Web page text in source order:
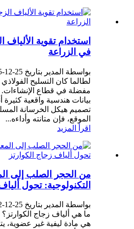
استخدام تقوية الألياف
في الزراعة
بواسطة المدير بتاريخ 25-12-25
لطالما كان التسليح
مفضلة في قطاع الإنشاءات.
بيانات هندسية واقعية
تصميم هيكل الخرسانة
الموقع، فإن متانته وأداءه...
اقرأ المزيد
من الحجر الصلب إلى
التكنولوجية: تحول
بواسطة المدير بتاريخ 25-12-2012
ما هي ألياف زجاج الكوارتز؟
هي مادة ليفية غير عضوية،